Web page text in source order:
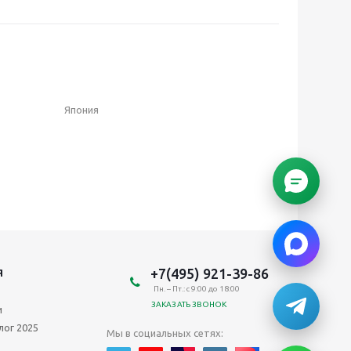
Япония
2025
+7(495) 921-39-86
Пн. – Пт.: с 9:00 до 18:00
ЗАКАЗАТЬ ЗВОНОК
Мы в социальных сетях: